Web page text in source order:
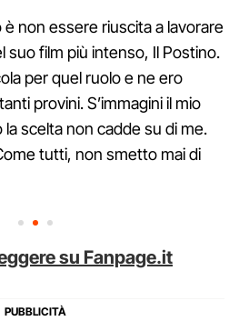
è non essere riuscita a lavorare
suo film più intenso, Il Postino.
per quel ruolo e ne ero
provini. S’immagini il mio
la scelta non cadde su di me.
tutti, non smetto mai di
su Fanpage.it